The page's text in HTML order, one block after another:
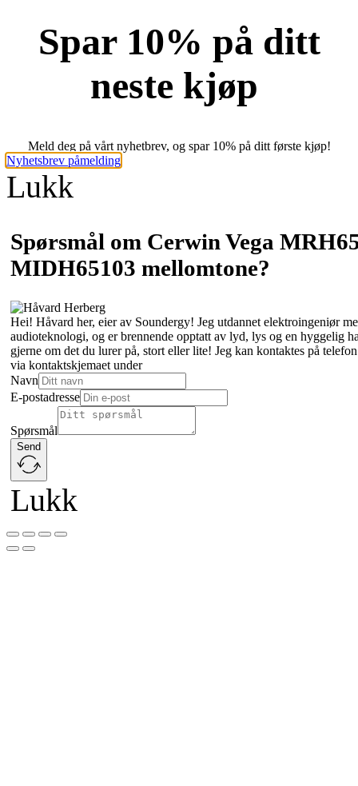
Spar 10% på ditt
neste kjøp
Meld deg på vårt nyhetbrev, og spar 10% på ditt første kjøp!
Nyhetsbrev påmelding
Lukk
Spørsmål om Cerwin Vega
MIDH65103 mellomtone?
Hei! Håvard her, eier av Soundergy! Jeg utdannet elektroingeniør
audioteknologi, og er brennende opptatt av lyd, lys og en hyggelig
gjerne om det du lurer på, stort eller lite! Jeg kan kontaktes på
via kontaktskjemaet under
Navn
E-postadresse
Spørsmål
Send
Lukk